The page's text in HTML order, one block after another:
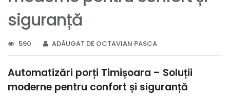
siguranță
590 ADĂUGAT DE OCTAVIAN PASCA
Automatizări porți Timișoara – Soluții
moderne pentru confort și siguranță